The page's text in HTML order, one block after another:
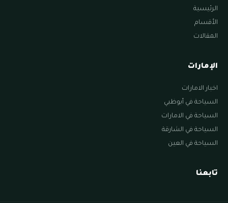
الرئيسية
الأقسام
المقالات
الإمارات
اخبار الامارات
السياحة في أبوظبي
السياحة في الامارات
السياحة في الشارقة
السياحة في العين
تابعنا